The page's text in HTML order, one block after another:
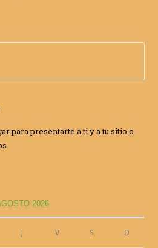
para presentarte a ti y a tu sitio o
2026
J V S D